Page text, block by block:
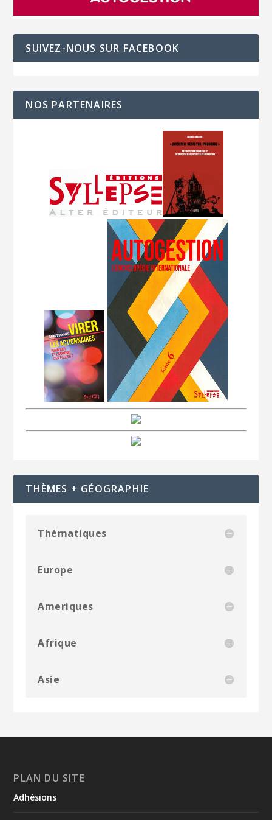
SUIVEZ-NOUS SUR FACEBOOK
NOS PARTENAIRES
THÈMES + GÉOGRAPHIE
Thématiques
Europe
Ameriques
Afrique
Asie
PLAN DU SITE
Adhésions